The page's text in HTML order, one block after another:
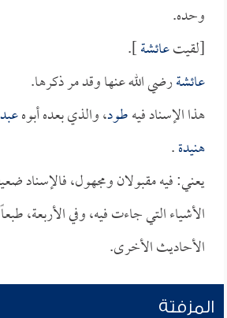
وحده.
[لقيتعائشة].
عائشةرضي الله عنها وقد مر ذكرها.
هذا الإسناد فيهطود، والذي بعده أبوه
هنيدة.
يعني: فيه مقبولان ومجهول،
الأشياء التي جاءت فيه، وفي الأربعة،
الأحاديث الأخرى.
المزفتة